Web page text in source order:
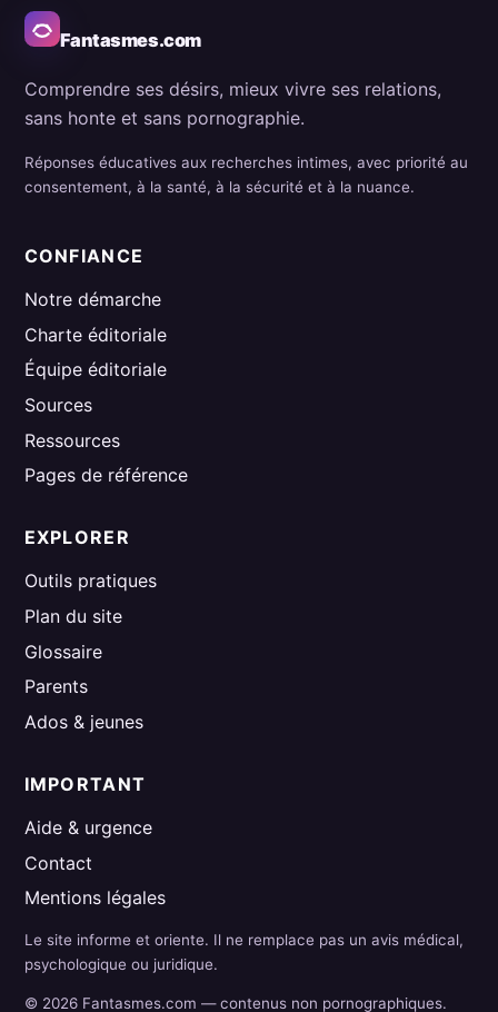
Fantasmes.com
Comprendre ses désirs, mieux vivre ses relations,
sans honte et sans pornographie.
Réponses éducatives aux recherches intimes, avec priorité au
consentement, à la santé, à la sécurité et à la nuance.
CONFIANCE
Notre démarche
Charte éditoriale
Équipe éditoriale
Sources
Ressources
Pages de référence
EXPLORER
Outils pratiques
Plan du site
Glossaire
Parents
Ados & jeunes
IMPORTANT
Aide & urgence
Contact
Mentions légales
Le site informe et oriente. Il ne remplace pas un avis médical,
psychologique ou juridique.
© 2026 Fantasmes.com — contenus non pornographiques.